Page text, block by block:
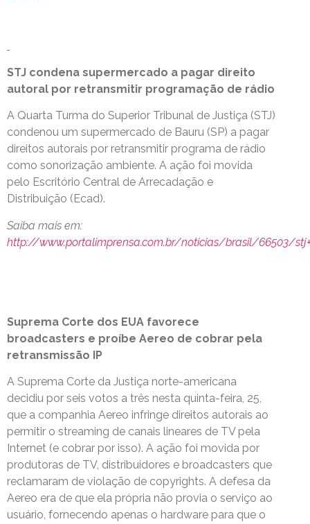
STJ condena supermercado a pagar direito
autoral por retransmitir programação de rádio
A Quarta Turma do Superior Tribunal de Justiça (STJ)
condenou um supermercado de Bauru (SP) a pagar
direitos autorais por retransmitir programa de rádio
como sonorização ambiente. A ação foi movida
pelo Escritório Central de Arrecadação e
Distribuição (Ecad).
Saiba mais em:
http://www.portalimprensa.com.br/noticias/brasil/66503/
Suprema Corte dos EUA favorece
broadcasters e proíbe Aereo de cobrar pela
retransmissão IP
A Suprema Corte da Justiça norte-americana
decidiu por seis votos a três nesta quinta-feira, 25,
que a companhia Aereo infringe direitos autorais ao
permitir o streaming de canais lineares de TV pela
Internet (e cobrar por isso). A ação foi movida por
produtoras de TV, distribuidores e broadcasters que
reclamaram de violação de copyrights. A defesa da
Aereo era de que ela própria não provia o serviço ao
usuário, fornecendo apenas o hardware para que o